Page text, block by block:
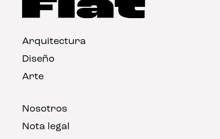
Arquitectura
Diseño
Arte
Nosotros
Nota legal